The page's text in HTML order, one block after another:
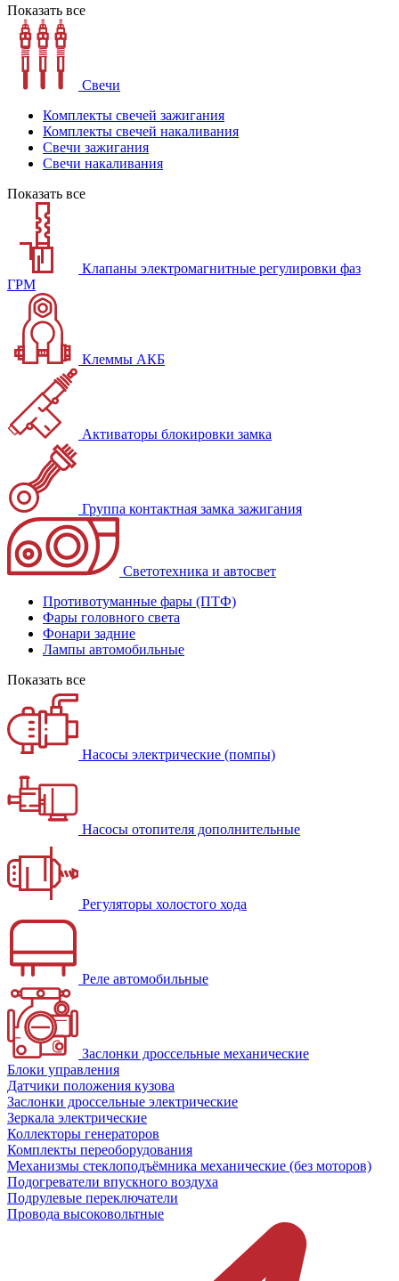
Показать все
Свечи
Комплекты свечей зажигания
Комплекты свечей накаливания
Свечи зажигания
Свечи накаливания
Показать все
Клапаны электромагнитные регулировки фаз
ГРМ
Клеммы АКБ
Активаторы блокировки замка
Группа контактная замка зажигания
Светотехника и автосвет
Противотуманные фары (ПТФ)
Фары головного света
Фонари задние
Лампы автомобильные
Показать все
Насосы электрические (помпы)
Насосы отопителя дополнительные
Регуляторы холостого хода
Реле автомобильные
Заслонки дроссельные механические
Блоки управления
Датчики положения кузова
Заслонки дроссельные электрические
Зеркала электрические
Коллекторы генераторов
Комплекты переоборудования
Механизмы стеклоподъёмника механические (без моторов)
Подогреватели впускного воздуха
Подрулевые переключатели
Провода высоковольтные